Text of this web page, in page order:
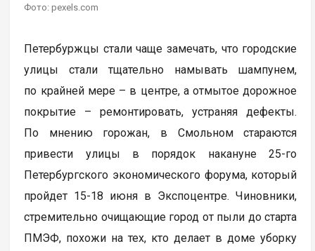
Фото: pexels.com
Петербуржцы стали чаще замечать, что городские
улицы стали тщательно намывать шампунем,
по крайней мере – в центре, а отмытое дорожное
покрытие – ремонтировать, устраняя дефекты.
По мнению горожан, в Смольном стараются
привести улицы в порядок накануне 25-го
Петербургского экономического форума, который
пройдет 15-18 июня в Экспоцентре. Чиновники,
стремительно очищающие город от пыли до старта
ПМЭФ, похожи на тех, кто делает в доме уборку